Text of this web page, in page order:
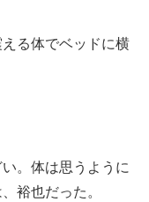
る体でベッドに横
。体は思うように
裕也だった。